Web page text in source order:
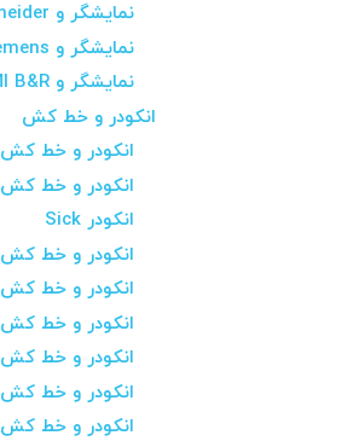
نمایشگر و HMI Schneider
نمایشگر و HMI Siemens
نمایشگر و HMI B&R
انکودر و خط کش
انکودر و خط کش Hohner
انکودر و خط کش Heidenhain
انکودر Sick
انکودر و خط کش Baumer
انکودر و خط کش SEW
انکودر و خط کش Omron
انکودر و خط کش Trelectronic
انکودر و خط کش Tamagawa
انکودر و خط کش Eltra